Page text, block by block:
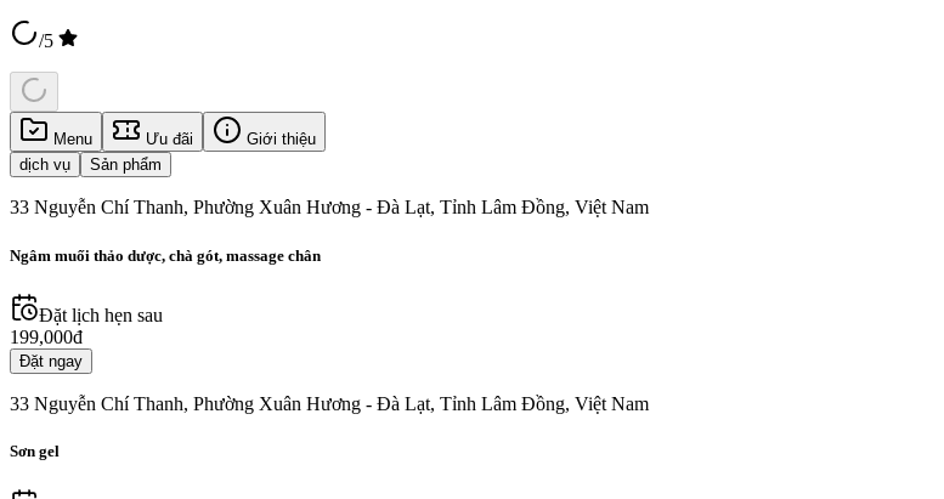
/5
Menu Ưu đãi
Giới thiệu
dịch vụ
Sản phẩm
33 Nguyễn Chí Thanh, Phường Xuân Hương - Đà Lạt, Tỉnh Lâm Đồng, Việt Nam
Ngâm muối thảo dược, chà gót, massage chân
Đặt lịch hẹn sau
199,000đ
Đặt ngay
33 Nguyễn Chí Thanh, Phường Xuân Hương - Đà Lạt, Tỉnh Lâm Đồng, Việt Nam
Sơn gel